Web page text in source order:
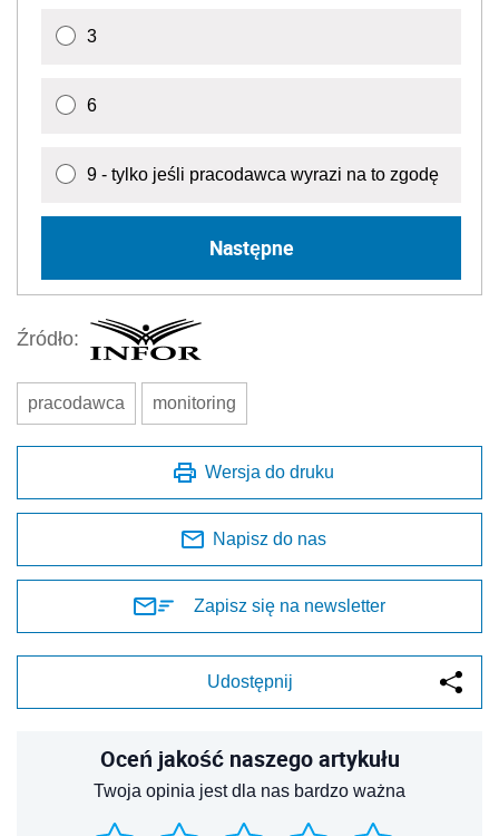
3
6
9 - tylko jeśli pracodawca wyrazi na to zgodę
Następne
Źródło:
pracodawca monitoring
Wersja do druku
Napisz do nas
Zapisz się na newsletter
Udostępnij
Oceń jakość naszego artykułu
Twoja opinia jest dla nas bardzo ważna